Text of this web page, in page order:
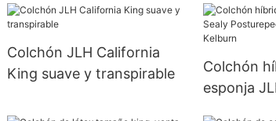
Colchón JLH California
King suave y transpirable
Colchón
esponja